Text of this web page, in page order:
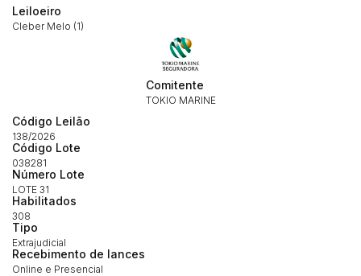
Leiloeiro
Cleber Melo (1)
Comitente
TOKIO MARINE
Código Leilão
138/2026
Código Lote
038281
Número Lote
LOTE 31
Habilitados
308
Tipo
Extrajudicial
Recebimento de lances
Online e Presencial
Envie sua Proposta
(Art. 895, CPC)
Histórico de Propostas
14/04/2025 18:43:11
Habilite-se para efetuar lances ou
propostas